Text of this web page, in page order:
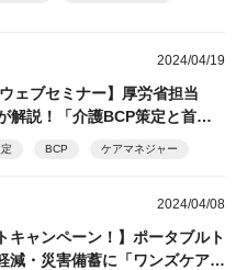
2024/04/19
ェブセミナー】厚労省担当
解説！「介護BCP策定と首都
フ地震への対策」☆参加無料、
BCP ケアマネジャー
2024/04/08
キャンペーン！】ポータブルト
減・災害備蓄に「ワンズケアト